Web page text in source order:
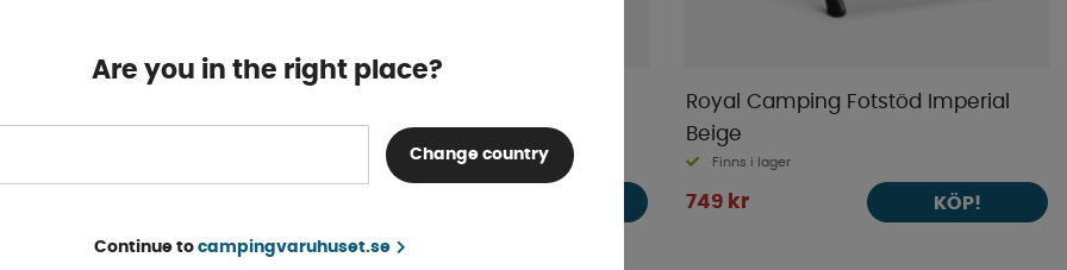
Malaga
Justerbart Nackstöd
Finns i lager
Royal Camping Fotstöd Imperial
Beige
Finns i lager
749 kr KÖP!
Are you in the right place?
Change country
Continue to campingvaruhuset.se